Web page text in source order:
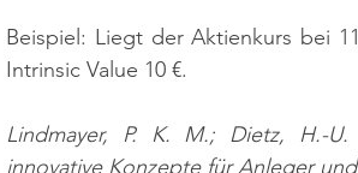
Beispiel: Liegt der Aktienkurs bei
Intrinsic Value 10 €.
Lindmayer, P. K. M.; Dietz, H.-
innovative Konzepte für Anleger